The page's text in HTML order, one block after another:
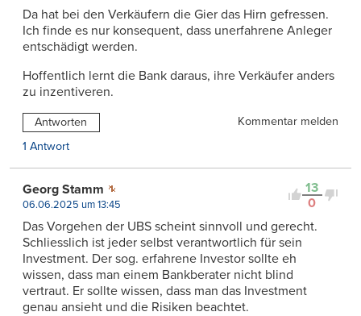
Da hat bei den Verkäufern die Gier das Hirn gefressen.
Ich finde es nur konsequent, dass unerfahrene Anleger
entschädigt werden.
Hoffentlich lernt die Bank daraus, ihre Verkäufer anders
zu inzentiveren.
Antworten
Kommentar melden
1 Antwort
13
0
Georg Stamm
06.06.2025 um 13:45
Das Vorgehen der UBS scheint sinnvoll und gerecht.
Schliesslich ist jeder selbst verantwortlich für sein
Investment. Der sog. erfahrene Investor sollte eh
wissen, dass man einem Bankberater nicht blind
vertraut. Er sollte wissen, dass man das Investment
genau ansieht und die Risiken beachtet.